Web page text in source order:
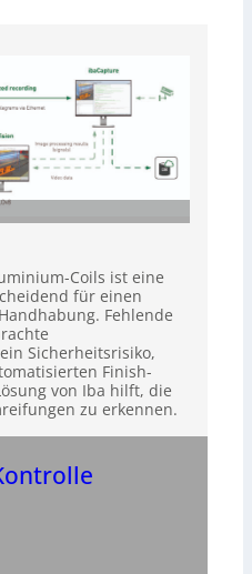
Coils ist eine
für einen
Fehlende
Sicherheitsrisiko,
Finish-
von Iba hilft, die
zu erkennen.